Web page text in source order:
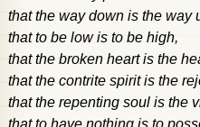
that the way down is the way
that to be low is to be high,
that the broken heart is the
that the contrite spirit is the
that the repenting soul is the
that to have nothing is to